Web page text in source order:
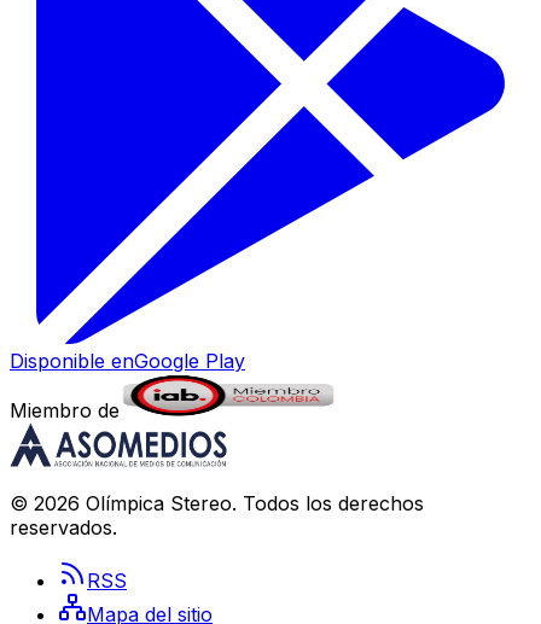
Disponible enGoogle Play
Miembro de
© 2026 Olímpica Stereo. Todos los derechos
reservados.
RSS
Mapa del sitio